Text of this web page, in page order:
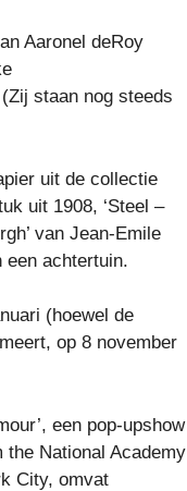
Aaronel deRoy
staan ​​nog steeds
uit de collectie
uit 1908, ‘Steel –
van Jean-Emile
een achtertuin.
(hoewel de
op 8 november
een pop-upshow
the National Academy
City, omvat